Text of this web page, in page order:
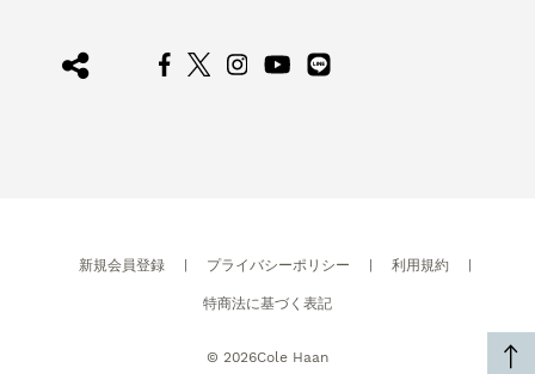
新規会員登録 | プライバシーポリシー | 利用規約 |
特商法に基づく表記
© 2026Cole Haan